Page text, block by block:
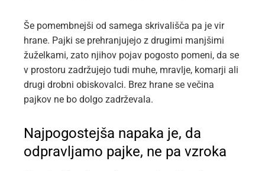
Še pomembnejši od samega skrivališča pa je vir
hrane. Pajki se prehranjujejo z drugimi manjšimi
žuželkami, zato njihov pojav pogosto pomeni, da se
v prostoru zadržujejo tudi muhe, mravlje, komarji ali
drugi drobni obiskovalci. Brez hrane se večina
pajkov ne bo dolgo zadrževala.
Najpogostejša napaka je, da
odpravljamo pajke, ne pa vzroka